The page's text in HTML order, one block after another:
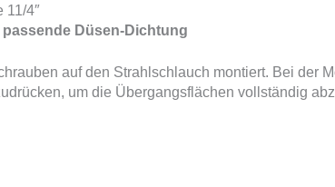
11/4″
Düsen-Dichtung
auf den Strahlschlauch montiert. Bei der
um die Übergangsflächen vollständig